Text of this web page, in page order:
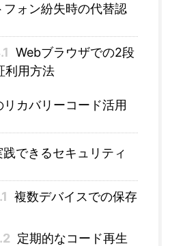
フォン紛失時の代替認
Webブラウザでの2段
利用方法
リカバリーコード活用
できるセキュリティ
複数デバイスでの保存
定期的なコード再生